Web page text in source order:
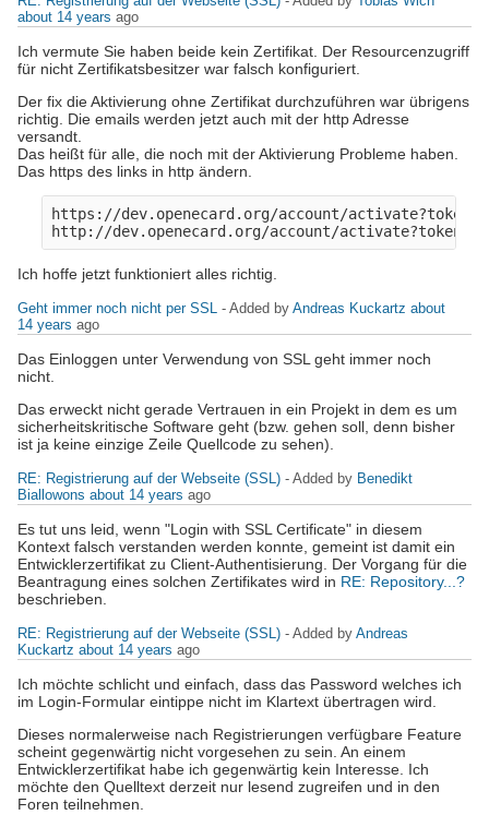
about 14 years ago
Ich vermute Sie haben beide kein Zertifikat. Der Resourcenzugriff
für nicht Zertifikatsbesitzer war falsch konfiguriert.
Der fix die Aktivierung ohne Zertifikat durchzuführen war übrigens
richtig. Die emails werden jetzt auch mit der http Adresse
versandt.
Das heißt für alle, die noch mit der Aktivierung Probleme haben.
Das https des links in http ändern.
https://dev.openecard.org/account/
Ich hoffe jetzt funktioniert alles richtig.
Geht immer noch nicht per SSL - Added by Andreas Kuckartz about
14 years ago
Das Einloggen unter Verwendung von SSL geht immer noch
nicht.
Das erweckt nicht gerade Vertrauen in ein Projekt in dem es um
sicherheitskritische Software geht (bzw. gehen soll, denn bisher
ist ja keine einzige Zeile Quellcode zu sehen).
RE: Registrierung auf der Webseite (SSL) - Added by Benedikt
Biallowons about 14 years ago
Es tut uns leid, wenn "Login with SSL Certificate" in diesem
Kontext falsch verstanden werden konnte, gemeint ist damit ein
Entwicklerzertifikat zu Client-Authentisierung. Der Vorgang für die
Beantragung eines solchen Zertifikates wird in RE: Repository...?
beschrieben.
RE: Registrierung auf der Webseite (SSL) - Added by Andreas
Kuckartz about 14 years ago
Ich möchte schlicht und einfach, dass das Password welches ich
im Login-Formular eintippe nicht im Klartext übertragen wird.
Dieses normalerweise nach Registrierungen verfügbare Feature
scheint gegenwärtig nicht vorgesehen zu sein. An einem
Entwicklerzertifikat habe ich gegenwärtig kein Interesse. Ich
möchte den Quelltext derzeit nur lesend zugreifen und in den
Foren teilnehmen.